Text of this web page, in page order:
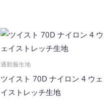
通勤服生地
ツイスト 70D ナイロン 4 ウェ
イストレッチ生地